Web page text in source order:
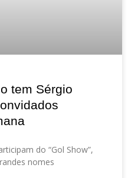
tem Sérgio
do “Gol Show”,
nomes